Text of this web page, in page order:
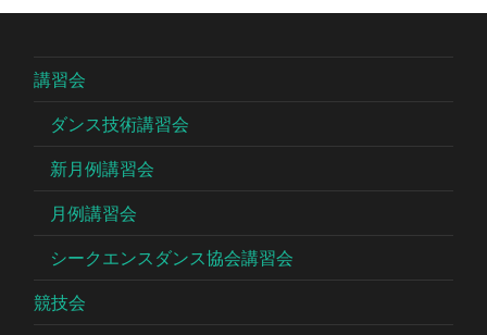
講習会
ダンス技術講習会
新月例講習会
月例講習会
シークエンスダンス協会講習会
競技会